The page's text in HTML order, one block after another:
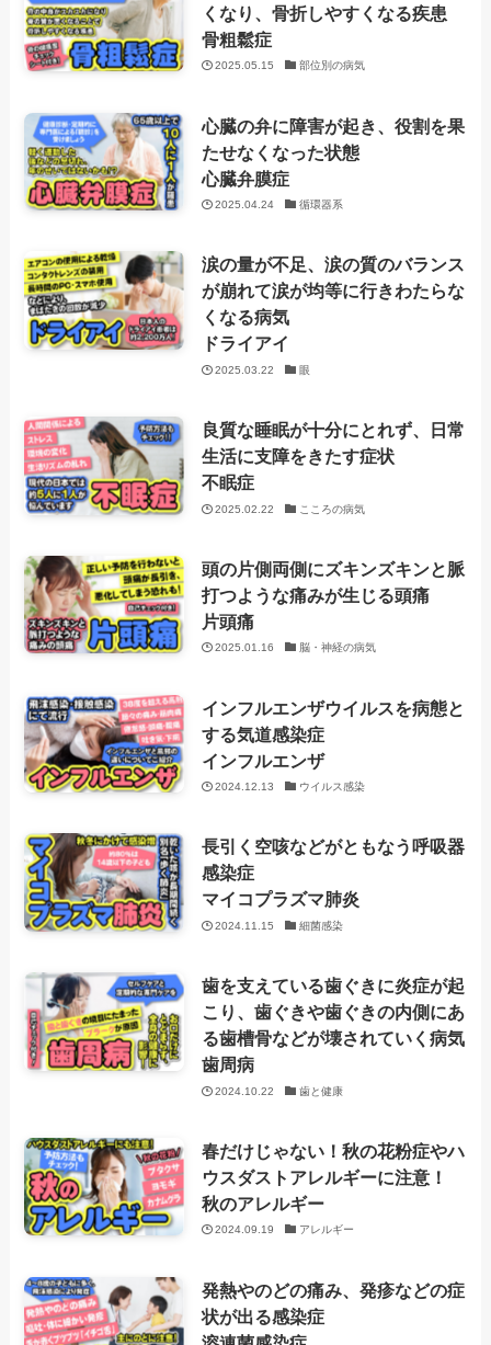
くなり、骨折しやすくなる疾患
骨粗鬆症
2025.05.15 部位別の病気
心臓の弁に障害が起き、役割を果
たせなくなった状態
心臓弁膜症
2025.04.24 循環器系
涙の量が不足、涙の質のバランス
が崩れて涙が均等に行きわたらな
くなる病気
ドライアイ
2025.03.22 眼
良質な睡眠が十分にとれず、日常
生活に支障をきたす症状
不眠症
2025.02.22 こころの病気
頭の片側両側にズキンズキンと脈
打つような痛みが生じる頭痛
片頭痛
2025.01.16 脳・神経の病気
インフルエンザウイルスを病態と
する気道感染症
インフルエンザ
2024.12.13 ウイルス感染
長引く空咳などがともなう呼吸器
感染症
マイコプラズマ肺炎
2024.11.15 細菌感染
歯を支えている歯ぐきに炎症が起
こり、歯ぐきや歯ぐきの内側にあ
る歯槽骨などが壊されていく病気
歯周病
2024.10.22 歯と健康
春だけじゃない！秋の花粉症やハ
ウスダストアレルギーに注意！
秋のアレルギー
2024.09.19 アレルギー
発熱やのどの痛み、発疹などの症
状が出る感染症